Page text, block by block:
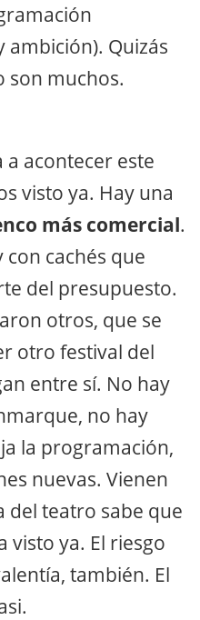
ambición). Quizás
son muchos.
a acontecer este
visto ya. Hay una
más comercial.
cachés que
del presupuesto.
otros, que se
otro festival del
entre sí. No hay
no hay
la programación,
nuevas. Vienen
del teatro sabe que
visto ya. El riesgo
también. El